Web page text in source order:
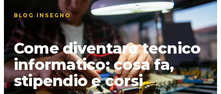
BLOG INSEGNO
Come diventare tecnico
informatico: cosa fa,
stipendio e corsi